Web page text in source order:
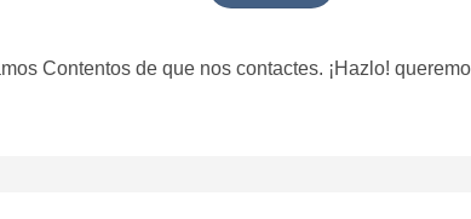
Contentos de que nos contactes. ¡Hazlo!